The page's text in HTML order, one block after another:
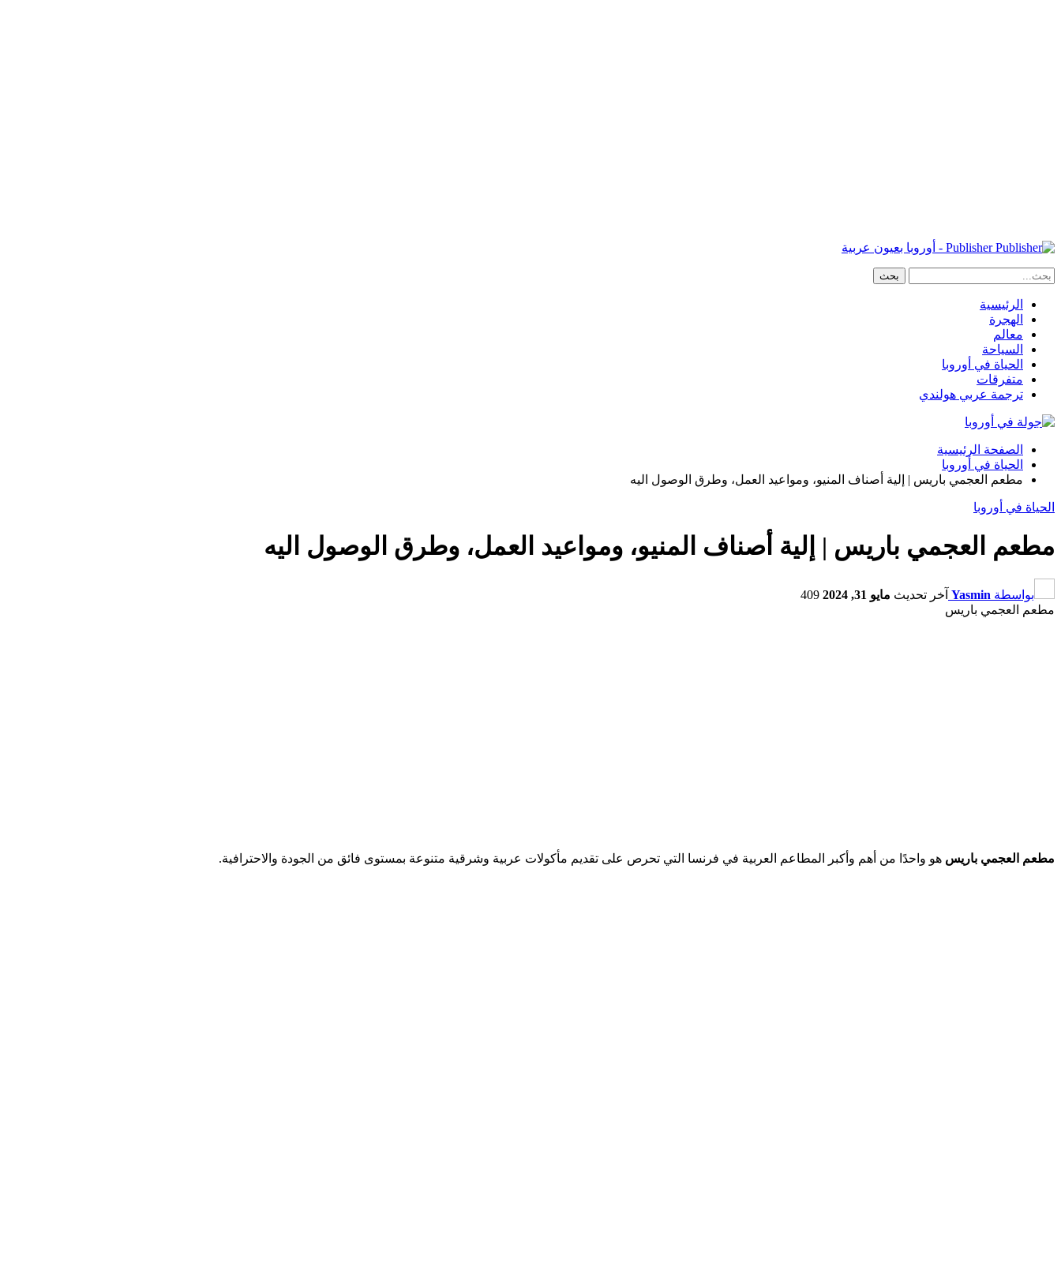
Publisher - أوروبا بعيون عربية
الرئيسية
الهجرة
معالم
السياحة
الحياة في أوروبا
متفرقات
ترجمة عربي هولندي
الصفحة الرئيسية
الحياة في أوروبا
مطعم العجمي باريس | إلية أصناف المنيو، ومواعيد العمل، وطرق الوصول اليه
الحياة في أوروبا
مطعم العجمي باريس | إلية أصناف المنيو، ومواعيد العمل، وطرق الوصول اليه
بواسطة Yasmin آخر تحديث مايو 31, 2024
409
مطعم العجمي باريس
مطعم العجمي باريس هو واحدًا من أهم وأكبر المطاعم العربية في فرنسا التي تحرص على تقديم مأكولات عربية وشرقية متنوعة بمستوى فائق من الجودة والاحترافية.